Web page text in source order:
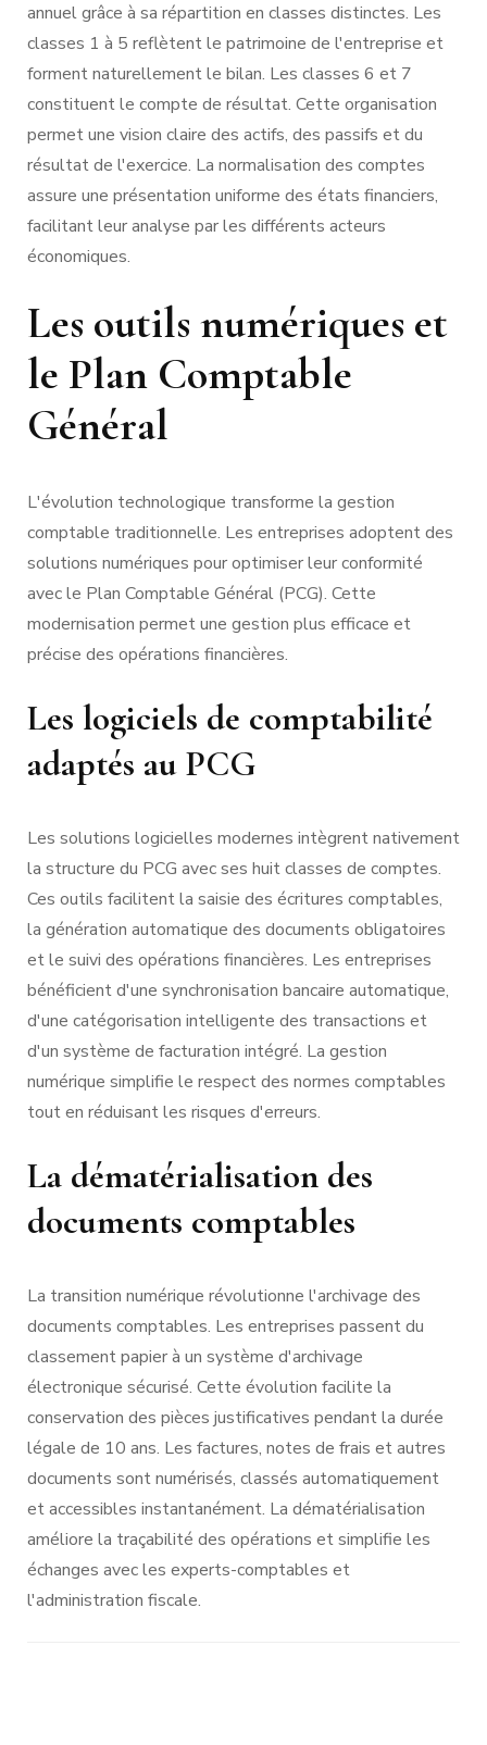
annuel grâce à sa répartition en classes distinctes. Les
classes 1 à 5 reflètent le patrimoine de l'entreprise et
forment naturellement le bilan. Les classes 6 et 7
constituent le compte de résultat. Cette organisation
permet une vision claire des actifs, des passifs et du
résultat de l'exercice. La normalisation des comptes
assure une présentation uniforme des états financiers,
facilitant leur analyse par les différents acteurs
économiques.
Les outils numériques et
le Plan Comptable
Général
L'évolution technologique transforme la gestion
comptable traditionnelle. Les entreprises adoptent des
solutions numériques pour optimiser leur conformité
avec le Plan Comptable Général (PCG). Cette
modernisation permet une gestion plus efficace et
précise des opérations financières.
Les logiciels de comptabilité
adaptés au PCG
Les solutions logicielles modernes intègrent nativement
la structure du PCG avec ses huit classes de comptes.
Ces outils facilitent la saisie des écritures comptables,
la génération automatique des documents obligatoires
et le suivi des opérations financières. Les entreprises
bénéficient d'une synchronisation bancaire automatique,
d'une catégorisation intelligente des transactions et
d'un système de facturation intégré. La gestion
numérique simplifie le respect des normes comptables
tout en réduisant les risques d'erreurs.
La dématérialisation des
documents comptables
La transition numérique révolutionne l'archivage des
documents comptables. Les entreprises passent du
classement papier à un système d'archivage
électronique sécurisé. Cette évolution facilite la
conservation des pièces justificatives pendant la durée
légale de 10 ans. Les factures, notes de frais et autres
documents sont numérisés, classés automatiquement
et accessibles instantanément. La dématérialisation
améliore la traçabilité des opérations et simplifie les
échanges avec les experts-comptables et
l'administration fiscale.